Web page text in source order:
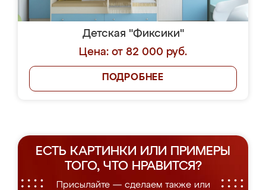
Детская "Фиксики"
Цена: от 82 000 руб.
ПОДРОБНЕЕ
ЕСТЬ КАРТИНКИ ИЛИ ПРИМЕРЫ
ТОГО, ЧТО НРАВИТСЯ?
Присылайте — сделаем также или